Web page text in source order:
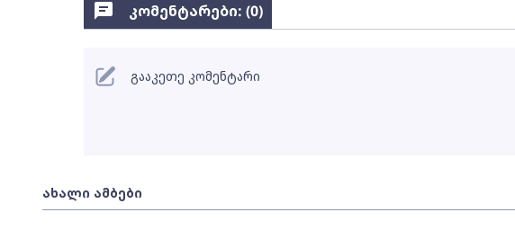
ახალი ამბები
კომენტარები: (0)
გააკეთე კომენტარი